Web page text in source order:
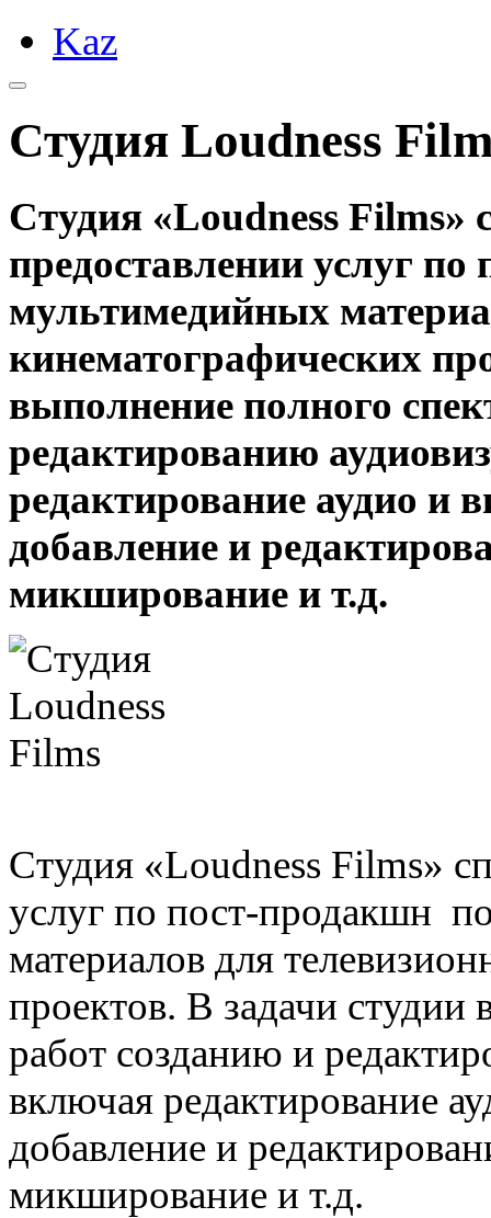
Kaz
Студия Loudness
Студия «Loudness Films»
предоставлении услуг
мультимедийных
кинематографических
выполнение полного
редактированию
редактирование аудио и
добавление и
микширование и т.д.
Студия «Loudness Films»
услуг по пост-продакшн
материалов для
проектов. В задачи студии
работ созданию и
включая редактирование
добавление и
микширование и т.д.